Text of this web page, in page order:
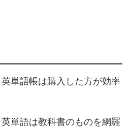
単語帳は購入した方が効率
単語は教科書のものを網羅